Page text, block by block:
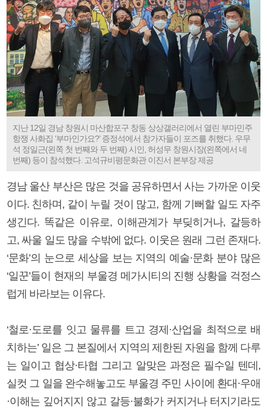
지난 12일 경남 창원시 마산합포구 창동 상상갤러리에서 열린 부마민주
항쟁 사화집 ‘부마인가요?’ 증정석에서 참가자들이 포즈를 취했다. 우무
석 정일근(왼쪽 첫 번째와 두 번째) 시인, 허성무 창원시장(왼쪽에서 네
번째) 등이 참석했다. 고석규비평문화관 이진서 본부장 제공
경남 울산 부산은 많은 것을 공유하면서 사는 가까운 이웃
이다. 친하며, 같이 누릴 것이 많고, 함께 기뻐할 일도 자주
생긴다. 똑같은 이유로, 이해관계가 부딪히거나, 갈등하
고, 싸울 일도 많을 수밖에 없다. 이웃은 원래 그런 존재다.
‘문화’의 눈으로 세상을 보는 지역의 예술·문화 분야 많은
‘일꾼’들이 현재의 부울경 메가시티의 진행 상황을 걱정스
럽게 바라보는 이유다.
‘철로·도로를 잇고 물류를 트고 경제·산업을 최적으로 배
치하는’ 일은 그 본질에서 지역의 제한된 자원을 함께 다루
는 일이고 협상·타협 그리고 알맞은 과정은 필수일 텐데,
실컷 그 일을 완수해놓고도 부울경 주민 사이에 환대·우애
·이해는 깊어지지 않고 갈등·불화가 커지거나 터지기라도